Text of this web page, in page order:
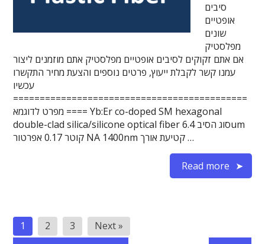
סיבים
אופטיים
שונים
מפלסטיק
אם אתם זקוקים לסיבים אופטיים מפלסטיק אתם מוזמנים ליצור
עמנו קשר לקבלת ייעוץ, פרטים נוספים והצעת מחיר התקשרו
עכשיו
============================================
==== מפרט לדוגמא Yb:Er co-doped SM hexagonal
double-clad silica/silicone optical fiber סוג הסיב 6.4um
קוטר 0.17 אפרטור NA 1400nm קטיעת אורך …
Read more
Posts
1 2 3 Next »